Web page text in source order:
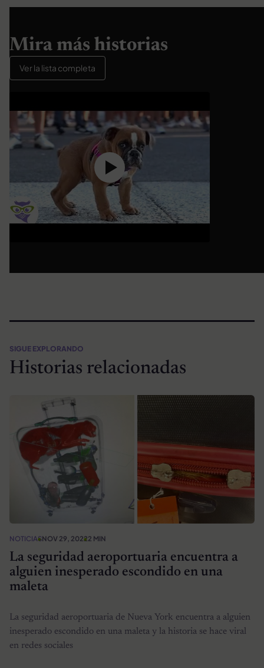
Mira más historias
Ver la lista completa
SIGUE EXPLORANDO
Historias relacionadas
NOTICIASNOV 29, 20222 MIN
La seguridad aeroportuaria encuentra a
alguien inesperado escondido en una
maleta
La seguridad aeroportuaria de Nueva York encuentra a alguien
inesperado escondido en una maleta y la historia se hace viral
en redes sociales